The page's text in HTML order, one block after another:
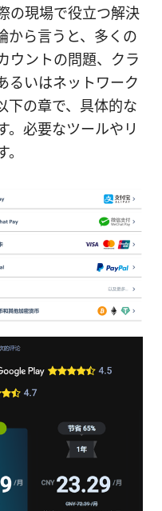
の現場で役立つ解決
から言うと、多くの
ウントの問題、クラ
るいはネットワーク
下の章で、具体的な
。必要なツールやリ